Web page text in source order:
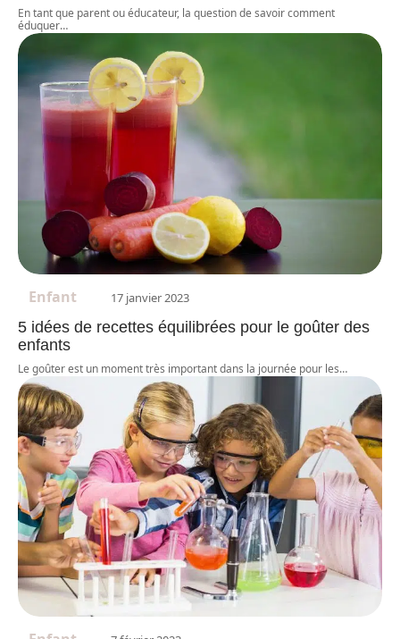
En tant que parent ou éducateur, la question de savoir comment
éduquer…
Enfant 17 janvier 2023
5 idées de recettes équilibrées pour le goûter des
enfants
Le goûter est un moment très important dans la journée pour les…